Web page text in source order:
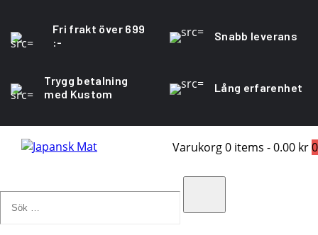
Fri frakt över 699
:-
Snabb leverans
Trygg betalning
med Kustom
Lång erfarenhet
Varukorg0 items -0.00 kr0